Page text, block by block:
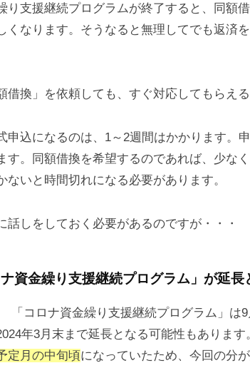
り支援継続プログラムが終了すると、同額
くなります。そうなると無理してでも返済
借換」を依頼しても、すぐ対応してもらえ
申込になるのは、1～2週間はかかります。
す。同額借換を希望するのであれば、少な
ないと時間切れになる必要があります。
話しをしておく必要があるのですが・・・
資金繰り支援継続プログラム」が延長
「コロナ資金繰り支援継続プログラム」は
年3月末まで延長となる可能性もありま
定月の中旬頃になっていたため、今回の分